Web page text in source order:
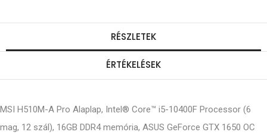
RÉSZLETEK
ÉRTÉKELÉSEK
MSI H510M-A Pro Alaplap, Intel® Core™ i5-10400F Processor (6
mag, 12 szál), 16GB DDR4 memória, ASUS GeForce GTX 1650 OC